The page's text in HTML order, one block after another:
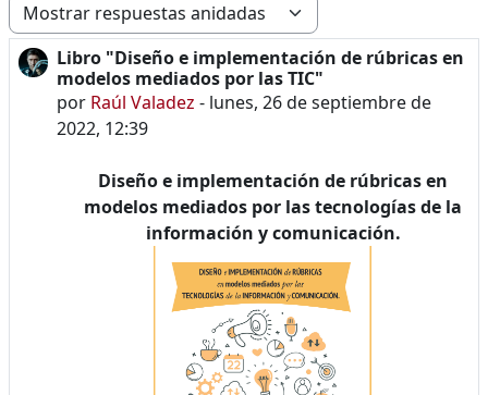
Modo de visualización
Libro "Diseño e implementación de rúbricas en
modelos mediados por las TIC"
por Raúl Valadez - lunes, 26 de septiembre de
2022, 12:39
Número de respuestas: 0
Diseño e implementación de rúbricas en
modelos mediados por las tecnologías de la
información y comunicación.